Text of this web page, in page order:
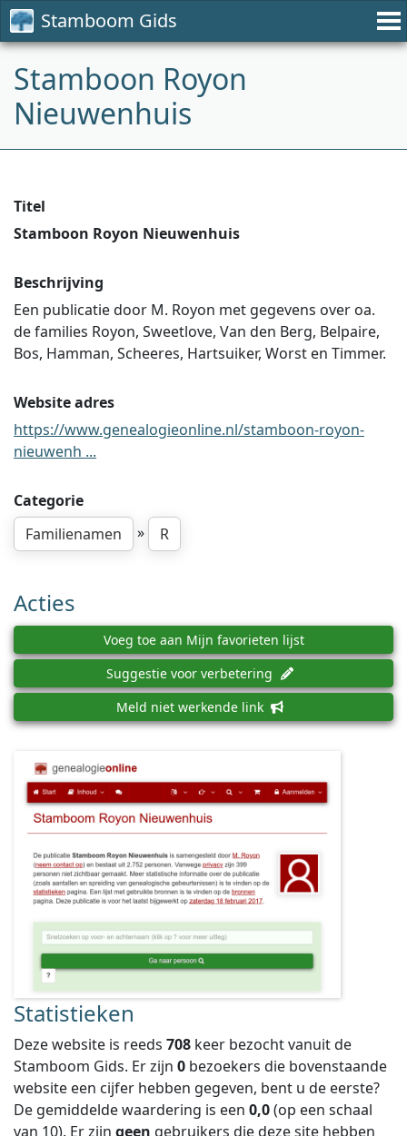
Stamboom Gids
Stamboon Royon
Nieuwenhuis
Titel
Stamboon Royon Nieuwenhuis
Beschrijving
Een publicatie door M. Royon met gegevens over oa.
de families Royon, Sweetlove, Van den Berg, Belpaire,
Bos, Hamman, Scheeres, Hartsuiker, Worst en Timmer.
Website adres
https://www.genealogieonline.nl/stamboon-royon-
nieuwenh ...
Categorie
Familienamen
» R
Acties
Voeg toe aan Mijn favorieten lijst
Suggestie voor verbetering
Meld niet werkende link
Statistieken
Deze website is reeds 708 keer bezocht vanuit de
Stamboom Gids. Er zijn 0 bezoekers die bovenstaande
website een cijfer hebben gegeven, bent u de eerste?
De gemiddelde waardering is een 0,0(op een schaal
van 10). Er zijn geen gebruikers die deze site hebben